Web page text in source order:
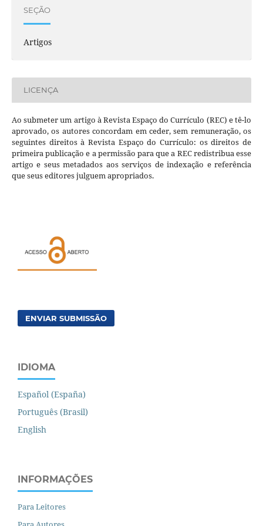
SEÇÃO
Artigos
LICENÇA
Ao submeter um artigo à Revista Espaço do Currículo (REC) e tê-lo
aprovado, os autores concordam em ceder, sem remuneração, os
seguintes direitos à Revista Espaço do Currículo: os direitos de
primeira publicação e a permissão para que a REC redistribua esse
artigo e seus metadados aos serviços de indexação e referência
que seus editores julguem apropriados.
ENVIAR SUBMISSÃO
IDIOMA
Español (España)
Português (Brasil)
English
INFORMAÇÕES
Para Leitores